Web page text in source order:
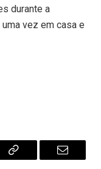
durante a
vez em casa e
Copiar
E-